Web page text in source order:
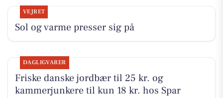
VEJRET
Sol og varme presser sig på
DAGLIGVARER
Friske danske jordbær til 25 kr. og
kammerjunkere til kun 18 kr. hos Spar